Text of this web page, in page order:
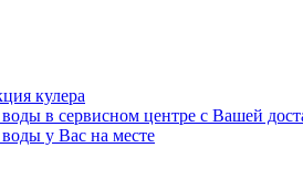
кулера
воды в сервисном центре с Вашей
у Вас на месте